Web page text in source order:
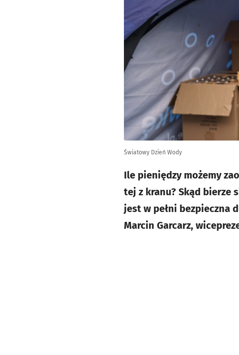
Światowy Dzień Wody
Ile pieniędzy możemy
tej z kranu? Skąd bierze
jest w pełni bezpieczna
Marcin Garcarz,